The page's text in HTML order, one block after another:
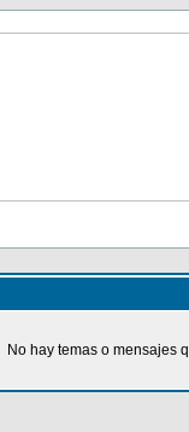
No hay temas o mensajes